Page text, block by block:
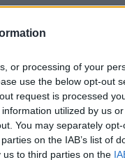
or processing of your
use the below opt-out
request is processed
utilized by us
You may separately
on the IAB’s list of
to third parties on the
και τον
φύση του
ότι,
του, ξεκίνησε
κατά
Οδηγίας 2016/